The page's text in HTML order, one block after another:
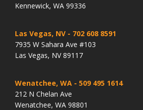
Kennewick, WA 99336
Las Vegas, NV - 702 608 8591
7935 W Sahara Ave #103
Las Vegas, NV 89117
Wenatchee, WA - 509 495 1614
212 N Chelan Ave
Wenatchee, WA 98801